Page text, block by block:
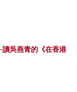
吳燕青的《在香港